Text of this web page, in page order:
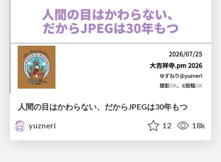
人間の目はかわらない、だからJPEGは30年もつ
yuzneri
12 18k